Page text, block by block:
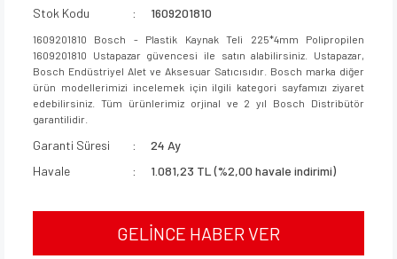
Stok Kodu
1609201810
1609201810 Bosch - Plastik Kaynak Teli 225*4mm Polipropilen
1609201810 Ustapazar güvencesi ile satın alabilirsiniz. Ustapazar,
Bosch Endüstriyel Alet ve Aksesuar Satıcısıdır. Bosch marka diğer
ürün modellerimizi incelemek için ilgili kategori sayfamızı ziyaret
edebilirsiniz. Tüm ürünlerimiz orjinal ve 2 yıl Bosch Distribütör
garantilidir.
Garanti Süresi
24 Ay
Havale
1.081,23 TL (%2,00 havale indirimi)
GELİNCE HABER VER